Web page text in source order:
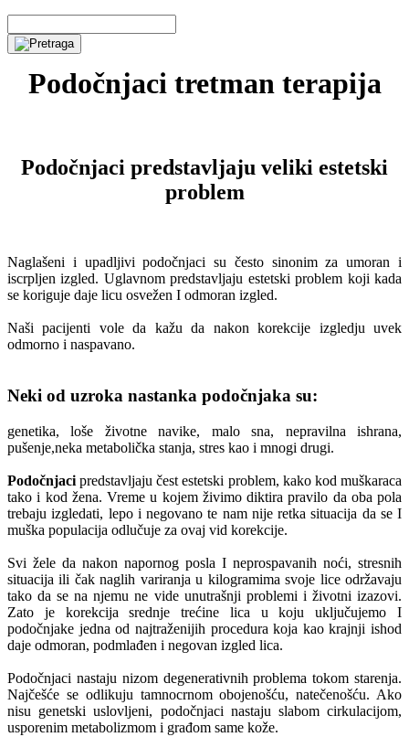
Podočnjaci tretman terapija
Podočnjaci predstavljaju veliki estetski
problem
Naglašeni i upadljivi podočnjaci su često sinonim za umoran i
iscrpljen izgled. Uglavnom predstavljaju estetski problem koji kada
se koriguje daje licu osvežen I odmoran izgled.
Naši pacijenti vole da kažu da nakon korekcije izgledju uvek
odmorno i naspavano.
Neki od uzroka nastanka podočnjaka su:
genetika, loše životne navike, malo sna, nepravilna ishrana,
pušenje,neka metabolička stanja, stres kao i mnogi drugi.
Podočnjaci predstavljaju čest estetski problem, kako kod muškaraca
tako i kod žena. Vreme u kojem živimo diktira pravilo da oba pola
trebaju izgledati, lepo i negovano te nam nije retka situacija da se I
muška populacija odlučuje za ovaj vid korekcije.
Svi žele da nakon napornog posla I neprospavanih noći, stresnih
situacija ili čak naglih variranja u kilogramima svoje lice održavaju
tako da se na njemu ne vide unutrašnji problemi i životni izazovi.
Zato je korekcija srednje trećine lica u koju uključujemo I
podočnjake jedna od najtraženijih procedura koja kao krajnji ishod
daje odmoran, podmlađen i negovan izgled lica.
Podočnjaci nastaju nizom degenerativnih problema tokom starenja.
Najčešće se odlikuju tamnocrnom obojenošću, natečenošću. Ako
nisu genetski uslovljeni, podočnjaci nastaju slabom cirkulacijom,
usporenim metabolizmom i građom same kože.